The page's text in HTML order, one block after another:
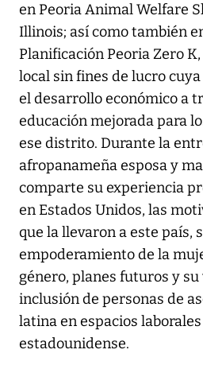
en Peoria Animal Welfare
Illinois; así como también
Planificación Peoria Zero
local sin fines de lucro
el desarrollo económico a
educación mejorada para
ese distrito. Durante la
afropanameña esposa y
comparte su experiencia
en Estados Unidos, las
que la llevaron a este país,
empoderamiento de la
género, planes futuros y
inclusión de personas de
latina en espacios
estadounidense.